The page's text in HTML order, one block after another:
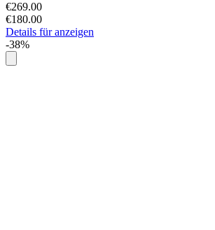
€269.00
€180.00
Details für anzeigen
-38%